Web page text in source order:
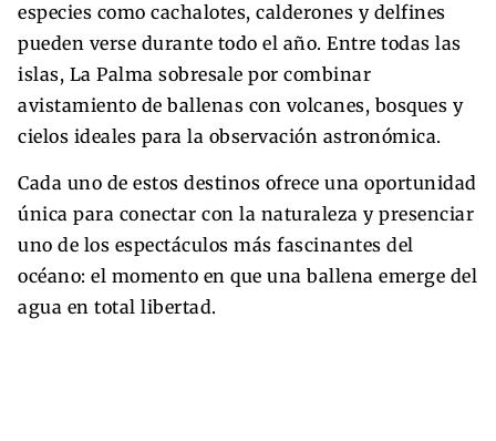
especies como cachalotes, calderones y delfines
pueden verse durante todo el año. Entre todas las
islas, La Palma sobresale por combinar
avistamiento de ballenas con volcanes, bosques y
cielos ideales para la observación astronómica.
Cada uno de estos destinos ofrece una oportunidad
única para conectar con la naturaleza y presenciar
uno de los espectáculos más fascinantes del
océano: el momento en que una ballena emerge del
agua en total libertad.